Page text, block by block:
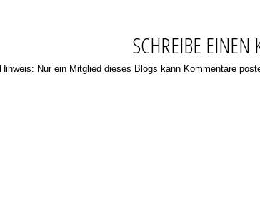
SCHREIBE
Hinweis: Nur ein Mitglied dieses Blogs kann Kommentare